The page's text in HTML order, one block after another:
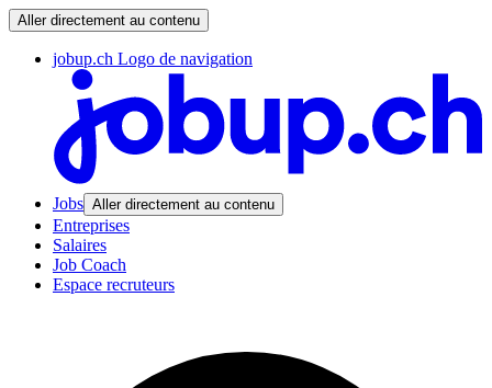
Aller directement au contenu
jobup.ch Logo de navigation
Jobs Aller directement au contenu
Entreprises
Salaires
Job Coach
Espace recruteurs